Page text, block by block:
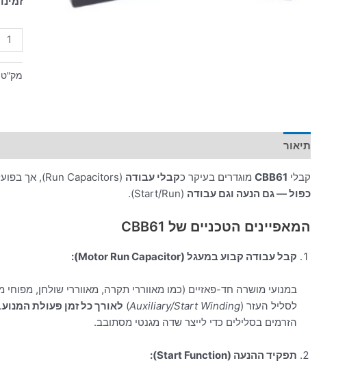
תיאור
קבלי CBB61 מוגדרים בעיקר כקבלי עבודה (Run Capacitors), אך בפועל במנועים חד-פאזיים קטנים הם מבצעים
כפול — גם הנעה וגם עבודה (Start/Run).
המאפיינים הטכניים של CBB61
קבל עבודה קבוע במעגל (Motor Run Capacitor):
במנועי מושרה חד-פאזיים (כמו מאווררי תקרה, מאווררי שולחן,
לסליל העזר (Auxiliary/Start Winding
) לאורך כל זמן פעולת המנוע.
הזרמים בסלילים כדי לייצר שדה מגנטי מסתובב.
תפקיד ההנעה (Start Function):